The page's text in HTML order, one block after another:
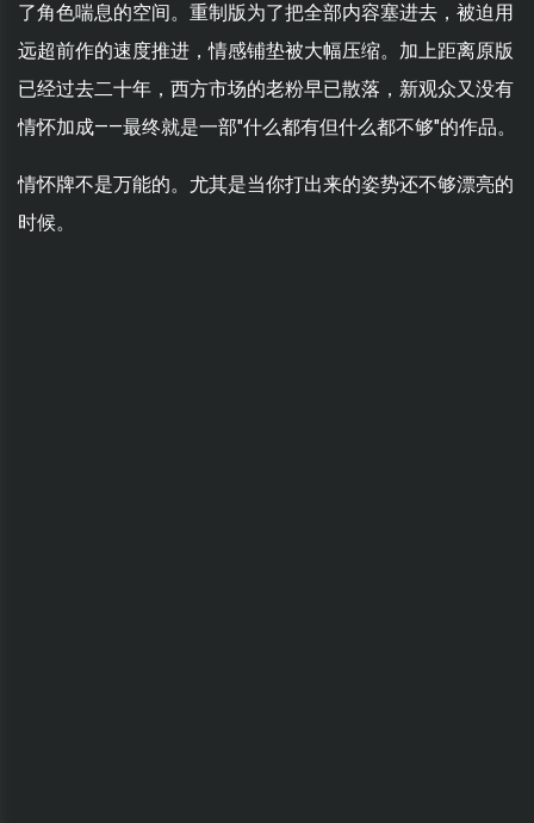
了角色喘息的空间。重制版为了把全部内容塞进去，被迫用
远超前作的速度推进，情感铺垫被大幅压缩。加上距离原版
已经过去二十年，西方市场的老粉早已散落，新观众又没有
情怀加成——最终就是一部"什么都有但什么都不够"的作品。
情怀牌不是万能的。尤其是当你打出来的姿势还不够漂亮的
时候。